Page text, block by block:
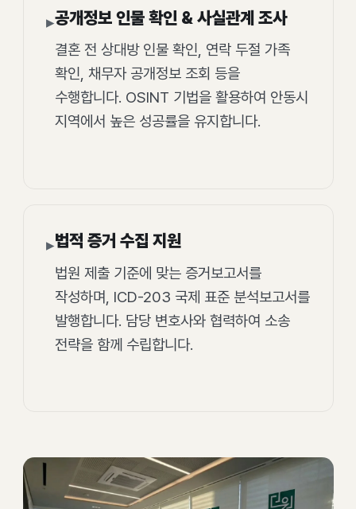
▸공개정보 인물 확인 & 사실관계 조사
결혼 전 상대방 인물 확인, 연락 두절 가족
확인, 채무자 공개정보 조회 등을
수행합니다. OSINT 기법을 활용하여 안동시
지역에서 높은 성공률을 유지합니다.
▸법적 증거 수집 지원
법원 제출 기준에 맞는 증거보고서를
작성하며, ICD-203 국제 표준 분석보고서를
발행합니다. 담당 변호사와 협력하여 소송
전략을 함께 수립합니다.